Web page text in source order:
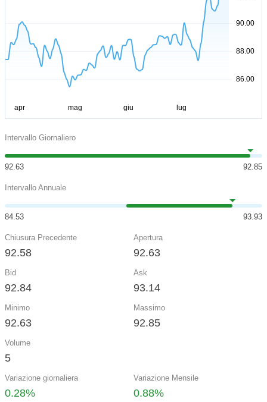
Intervallo Giornaliero
92.63 92.85
Intervallo Annuale
84.53 93.93
Chiusura Precedente
92.58
Apertura
92.63
Bid
92.84
Ask
93.14
Minimo
92.63
Massimo
92.85
Volume
5
Variazione giornaliera
0.28%
Variazione Mensile
0.88%